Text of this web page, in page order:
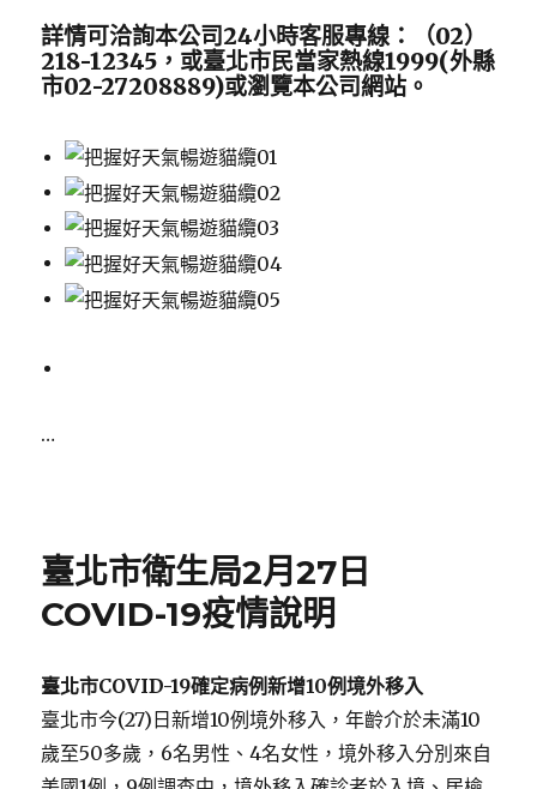
詳情可洽詢本公司24小時客服專線：（02）
218-12345，或臺北市民當家熱線1999(外縣
市02-27208889)或瀏覽本公司網站。
…
臺北市衛生局2月27日
COVID-19疫情說明
臺北市COVID-19確定病例新增10例境外移入
臺北市今(27)日新增10例境外移入，年齡介於未滿10
歲至50多歲，6名男性、4名女性，境外移入分別來自